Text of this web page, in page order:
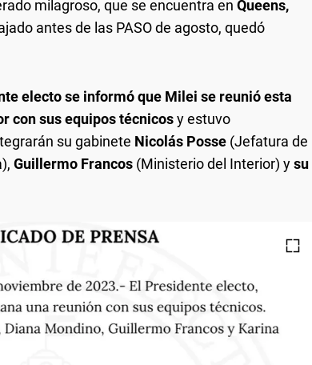
milagroso, que se encuentra en Queens,
antes de las PASO de agosto, quedó
electo se informó que Milei se reunió esta
con sus equipos técnicosy estuvo
su gabinete Nicolás Posse (Jefatura de
Guillermo Francos (Ministerio del Interior) ysu